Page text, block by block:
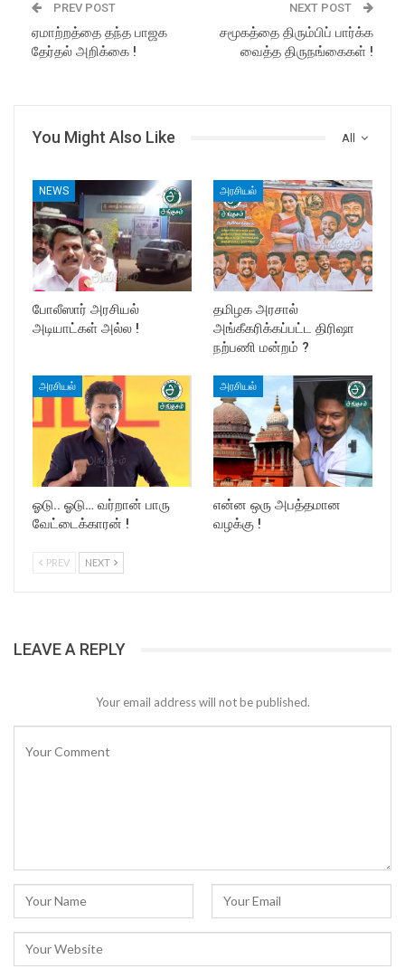
PREV POST
ஏமாற்றத்தை தந்த பாஜக
தேர்தல் அறிக்கை !
NEXT POST
சமூகத்தை திரும்பிப் பார்க்க
வைத்த திருநங்கைகள் !
All
You Might Also Like
NEWS
போலீஸார் அரசியல்
அடியாட்கள் அல்ல !
அரசியல்
தமிழக அரசால்
அங்கீகரிக்கப்பட்ட திரிஷா
நற்பணி மன்றம் ?
அரசியல்
ஓடு.. ஓடு… வர்றான் பாரு
வேட்டைக்காரன் !
அரசியல்
என்ன ஒரு அபத்தமான
வழக்கு !
PREV NEXT
LEAVE A REPLY
Your email address will not be published.